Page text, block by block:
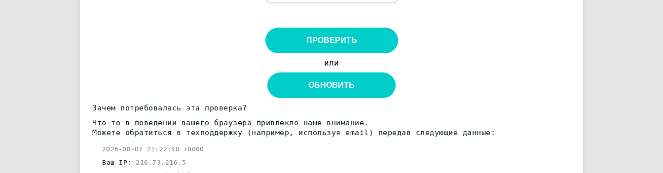
ПРОВЕРИТЬ
или
ОБНОВИТЬ
Зачем потребовалась эта проверка?
Что-то в поведении вашего браузера привлекло наше внимание.
Можете обратиться в техподдержку (например, используя email) передав следующие данные:
2026-08-07 21:22:48 +0000
Ваш IP: 216.73.216.5